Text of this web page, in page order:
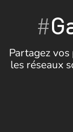
#
Partagez
les réseaux